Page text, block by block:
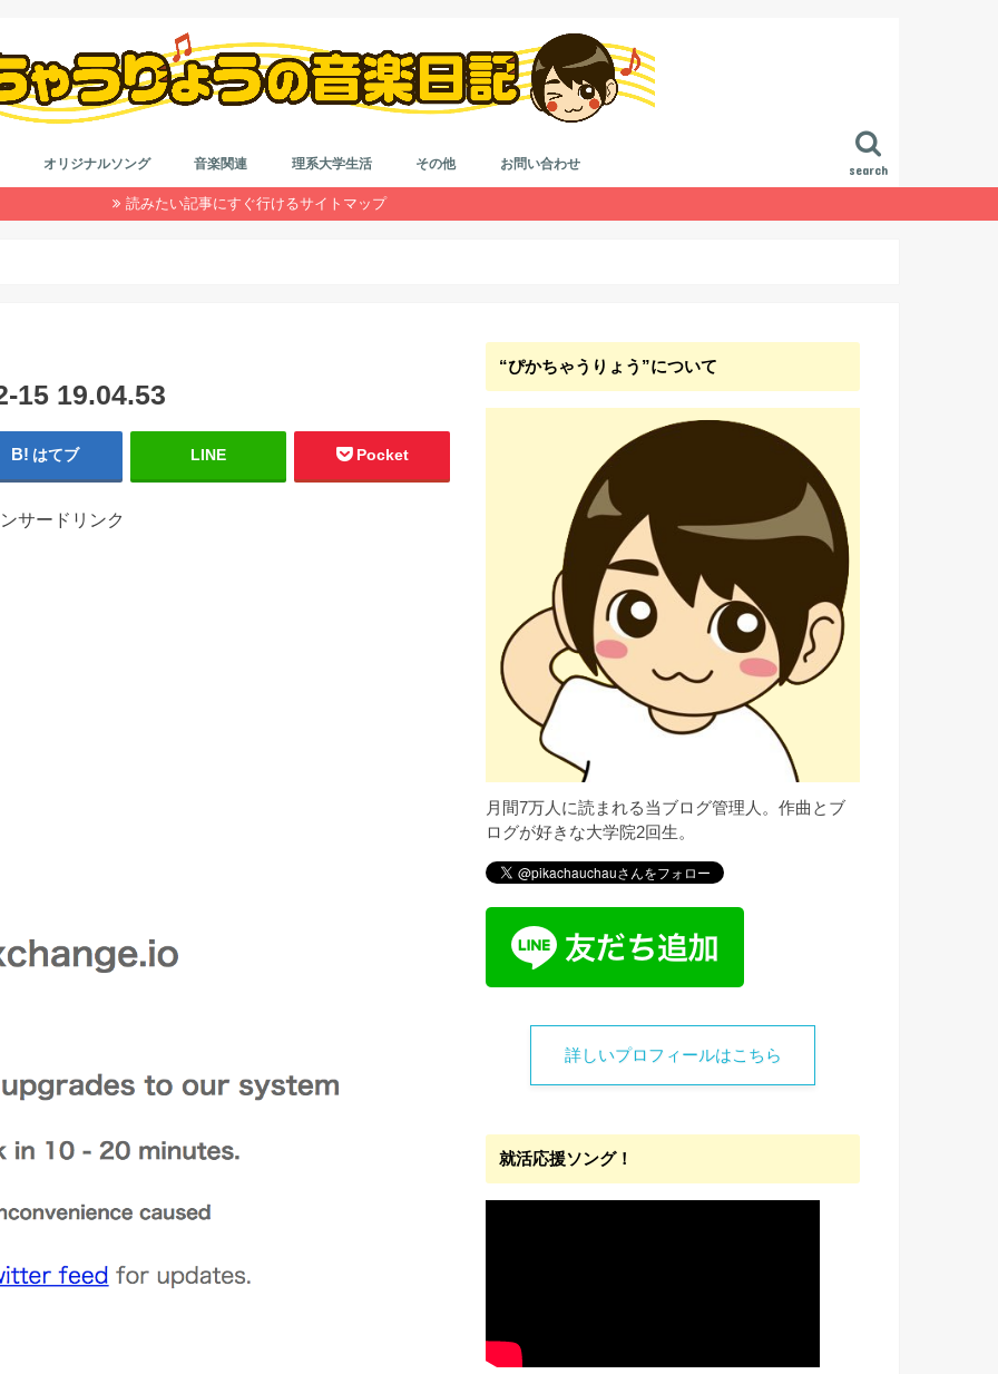
search
オリジナルソング 音楽関連
作詞＆作曲
音楽系なんやかんや
カラオケ
はもり
理系大学生活
理系大学院生活
大学生活
インドネシア留学
就活
浪人生活
その他 お問い合わせ
読みたい記事にすぐ行けるサイトマップ
15 19.04.53
はてブ LINE Pocket
サードリンク
“ぴかちゃうりょう”について
月間7万人に読まれる当ブログ管理人。作曲とブ
ログが好きな大学院2回生。
詳しいプロフィールはこちら
就活応援ソング！